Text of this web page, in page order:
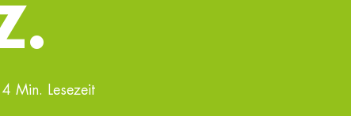
4 Min. Lesezeit